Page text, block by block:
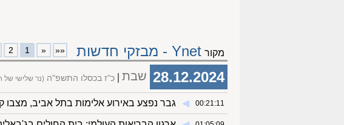
מקור Ynet - מבזקי חדשות ««
«
1
2
28.12.2024 שבת כ"ז בכסלו התשפ"ה (נר שלישי של
00:21:11
◀︎ גבר נפצע באירוע אלימות בתל אביב, מצבו